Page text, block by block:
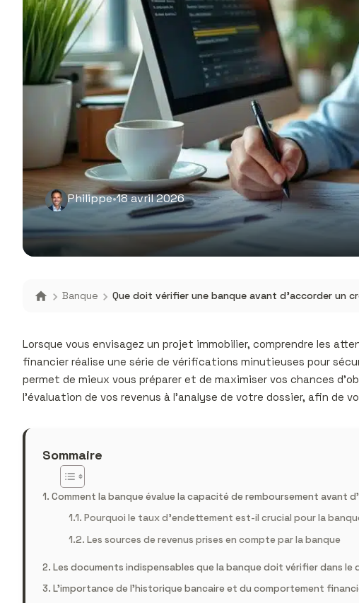
Philippe•18 avril 2026
Banque Que doit vérifier une banque avant d’accorder un
Lorsque vous envisagez un projet immobilier, comprendre les
financier réalise une série de vérifications minutieuses pour
permet de mieux vous préparer et de maximiser vos chances
l’évaluation de vos revenus à l’analyse de votre dossier, afin de
Sommaire
Comment la banque évalue la capacité de remboursement avant
Pourquoi le taux d’endettement est-il crucial pour la
Les sources de revenus prises en compte par la banque
Les documents indispensables que la banque doit vérifier dans le
L’importance de l’historique bancaire et du comportement